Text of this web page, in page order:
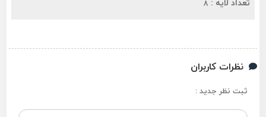
8
نظرات کاربران
ثبت نظر جدید :